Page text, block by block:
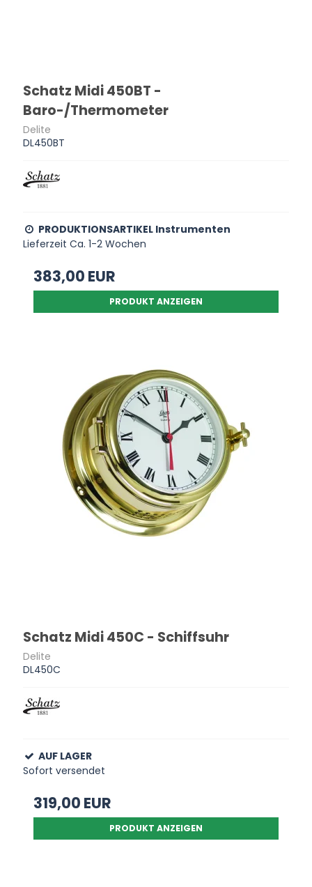
Schatz Midi 450BT -
Baro-/Thermometer
Delite
DL450BT
PRODUKTIONSARTIKEL Instrumenten
Lieferzeit Ca. 1-2 Wochen
383,00 EUR
PRODUKT ANZEIGEN
Schatz Midi 450C - Schiffsuhr
Delite
DL450C
AUF LAGER
Sofort versendet
319,00 EUR
PRODUKT ANZEIGEN